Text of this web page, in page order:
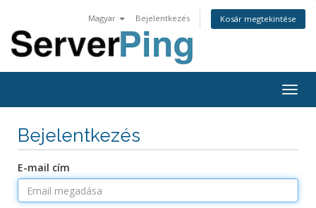
Magyar Bejelentkezés Kosár megtekintése
Bejelentkezés
E-mail cím